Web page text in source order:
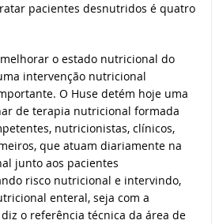
pacientes desnutridos é quatro
o estado nutricional do
intervenção nutricional
O Huse detém hoje uma
de terapia nutricional formada
nutricionistas, clínicos,
que atuam diariamente na
junto aos pacientes
risco nutricional e intervindo,
enteral, seja com a
o referência técnica da área de